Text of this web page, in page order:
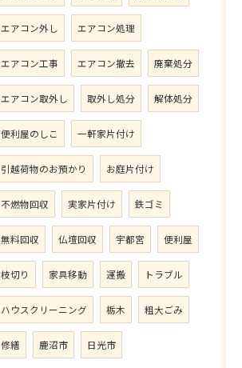
エアコン外し エアコン処理
エアコン工事 エアコン撤去 廃棄処分
エアコン取外し 取外し処分 解体処分
便利屋のしこ 一軒家片付け
引越荷物のお預かり お庭片付け
不燃物回収 実家片付け 鉄ゴミ
無料回収 仏壇回収 宇都宮 便利屋
枝切り 家具移動 運搬 トラブル
ハウスクリーニング 栃木 粗大ごみ
修繕 鹿沼市 日光市